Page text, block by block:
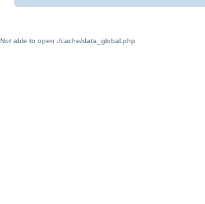
Not able to open ./cache/data_global.php